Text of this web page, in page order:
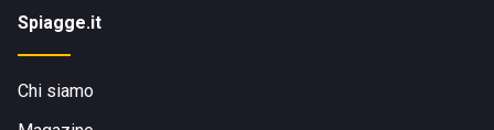
Spiagge.it
Chi siamo